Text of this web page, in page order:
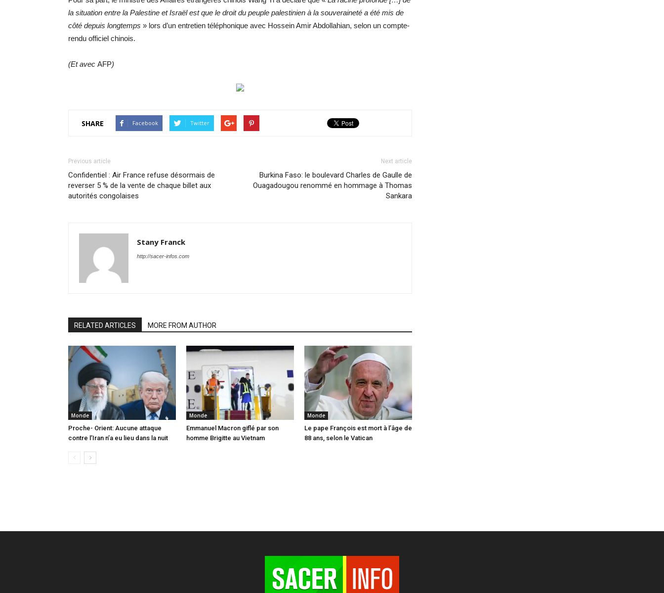
la situation entre la Palestine et Israël est que le droit du peuple palestinien à la souveraineté a été mis de
côté depuis longtemps » lors d’un entretien téléphonique avec Hossein Amir Abdollahian, selon un compte-
rendu officiel chinois.
(Et avec AFP)
SHARE Facebook Twitter
Previous article
Confidentiel : Air France refuse désormais de
reverser 5 % de la vente de chaque billet aux
autorités congolaises
Next article
Burkina Faso: le boulevard Charles de Gaulle de
Ouagadougou renommé en hommage à Thomas
Sankara
Stany Franck
http://sacer-infos.com
RELATED ARTICLES MORE FROM AUTHOR
Monde
Proche- Orient: Aucune attaque
contre l’Iran n’a eu lieu dans la nuit
Monde
Emmanuel Macron giflé par son
homme Brigitte au Vietnam
Monde
Le pape François est mort à l’âge de
88 ans, selon le Vatican